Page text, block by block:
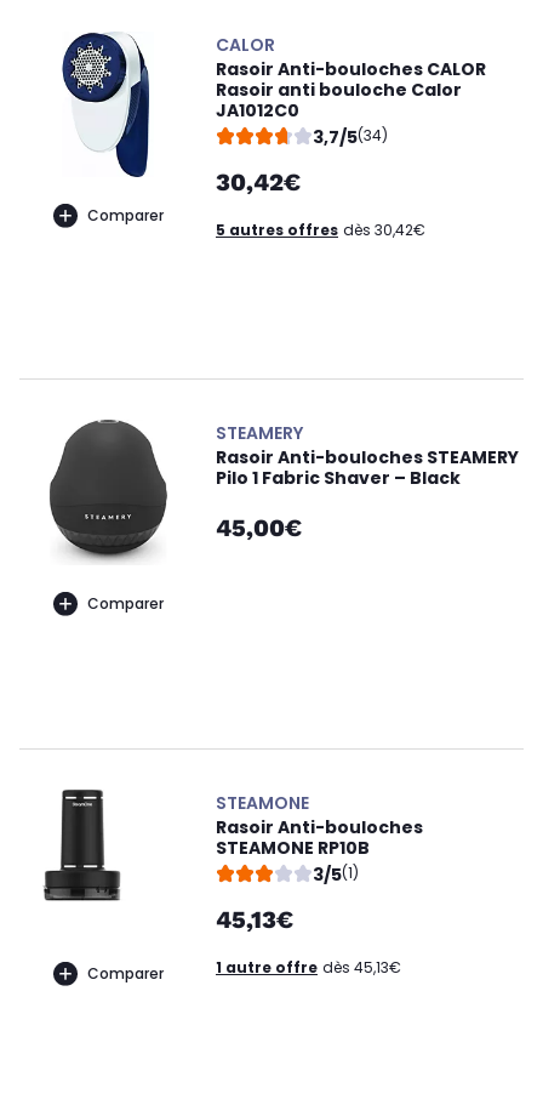
Comparer
CALOR
Rasoir Anti-bouloches CALOR
Rasoir anti bouloche Calor
JA1012C0
3,7/5(34)
30,42€
5 autres offres dès 30,42€
Comparer
STEAMERY
Rasoir Anti-bouloches STEAMERY
Pilo 1 Fabric Shaver – Black
45,00€
Comparer
STEAMONE
Rasoir Anti-bouloches
STEAMONE RP10B
3/5(1)
45,13€
1 autre offre dès 45,13€